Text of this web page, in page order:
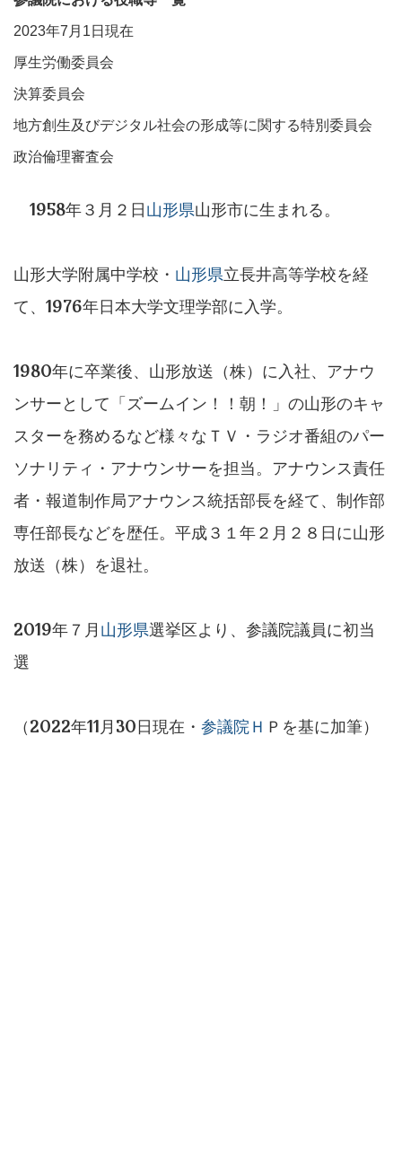
2023年7月1日現在
厚生労働委員会
決算委員会
地方創生及びデジタル社会の形成等に関する特別委員会
政治倫理審査会
1958年３月２日山形県山形市に生まれる。
山形大学附属中学校・ 山形県立長井高等学校を経
て、1976年日本大学文理学部に入学。
1980年に卒業後、山形放送（株）に入社、アナウ
ンサーとして「ズームイン！！朝！」の山形のキャ
スターを務めるなど様々なＴＶ・ラジオ番組のパー
ソナリティ・アナウンサーを担当。アナウンス責任
者・報道制作局アナウンス統括部長を経て、制作部
専任部長などを歴任。平成３１年２月２８日に山形
放送（株）を退社。
2019年７月 山形県選挙区より、参議院議員に初当
選
（2022年11月30日現在・ 参議院Ｈ Ｐを基に加筆）